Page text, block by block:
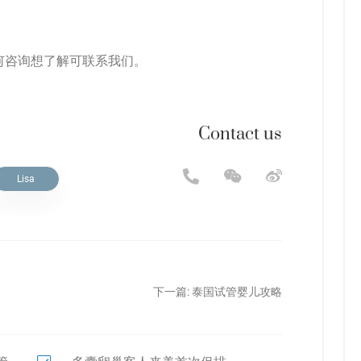
询想了解可联系我们。
Lisa
Contact us
下一篇:泰国试管婴儿攻略